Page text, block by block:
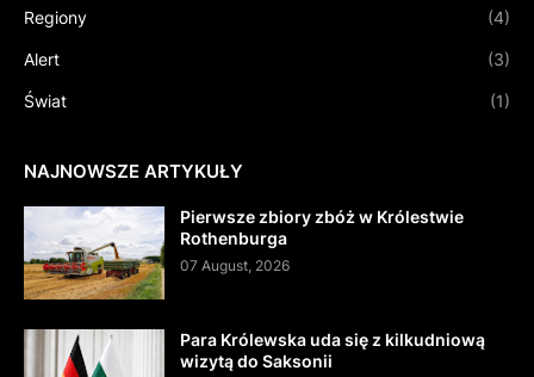
Regiony (4)
Alert (3)
Świat (1)
NAJNOWSZE ARTYKUŁY
Pierwsze zbiory zbóż w Królestwie
Rothenburga
07 August, 2026
Para Królewska uda się z kilkudniową
wizytą do Saksonii